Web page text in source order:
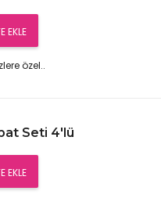
EKLE
özel..
Seti 4'lü
EKLE